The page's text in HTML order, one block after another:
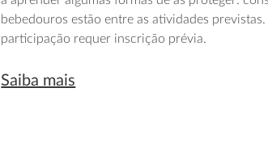
bebedouros estão entre as atividades
participação requer inscrição prévia.
Saiba mais